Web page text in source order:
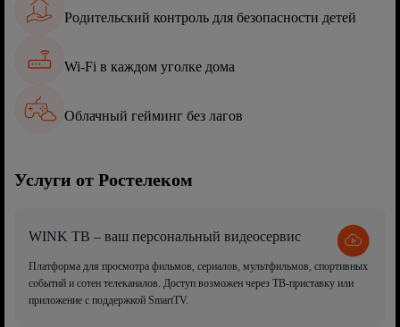
Родительский контроль для безопасности детей
Wi-Fi в каждом уголке дома
Облачный гейминг без лагов
Услуги от Ростелеком
WINK ТВ – ваш персональный видеосервис
Платформа для просмотра фильмов, сериалов, мультфильмов, спортивных
событий и сотен телеканалов. Доступ возможен через ТВ-приставку или
приложение с поддержкой SmartTV.